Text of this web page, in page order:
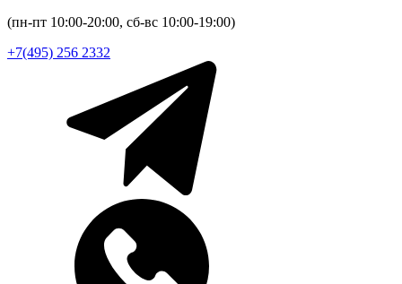
(пн-пт 10:00-20:00, сб-вс 10:00-19:00)
+7(495) 256 2332